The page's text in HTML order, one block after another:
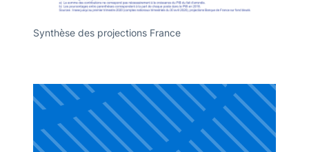
Synthèse des projections France